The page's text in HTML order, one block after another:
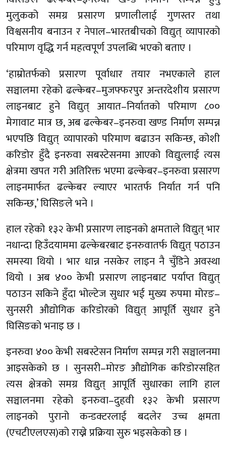
मुलुकको समग्र प्रसारण प्रणालीलाई गुणस्तर तथा
विश्वसनीय बनाउन र नेपाल–भारतबीचको विद्युत् व्यापारको
परिमाण वृद्धि गर्न महत्वपूर्ण उपलब्धि भएको बताए ।
‘हाम्रोतर्फको प्रसारण पूर्वाधार तयार नभएकाले हाल
सञ्चालमा रहेको ढल्केबर–मुजफ्फरपुर अन्तरदेशीय प्रसारण
लाइनबाट हुने विद्युत् आयात–निर्यातको परिमाण ८००
मेगावाट मात्र छ, अब ढल्केबर–इनरुवा खण्ड निर्माण सम्पन्न
भएपछि विद्युत् व्यापारको परिमाण बढाउन सकिन्छ, कोशी
करिडोर हुँदै इनरुवा सबस्टेसनमा आएको विद्युत्लाई त्यस
क्षेत्रमा खपत गरी अतिरिक्त भएमा ढल्केबर–इनरुवा प्रसारण
लाइनमार्फत ढल्केबर ल्याएर भारतर्फ निर्यात गर्न पनि
सकिन्छ,’ घिसिङले भने ।
हाल रहेको १३२ केभी प्रसारण लाइनको क्षमताले विद्युत् भार
नधान्दा हिउँदयाममा ढल्केबरबाट इनरुवातर्फ विद्युत् पठाउन
समस्या थियो । भार धान्न नसकेर लाइन नै चुँडिने अवस्था
थियो । अब ४०० केभी प्रसारण लाइनबाट पर्याप्त विद्युत्
पठाउन सकिने हुँदा भोल्टेज सुधार भई मुख्य रुपमा मोरङ–
सुनसरी औद्योगिक करिडोरको विद्युत् आपूर्ति सुधार हुने
घिसिङको भनाइ छ ।
इनरुवा ४०० केभी सबस्टेसन निर्माण सम्पन्न गरी सञ्चालनमा
आइसकेको छ । सुनसरी–मोरङ औद्योगिक करिडोरसहित
त्यस क्षेत्रको समग्र विद्युत् आपूर्ति सुधारका लागि हाल
सञ्चालनमा रहेको इनरुवा–दुहवी १३२ केभी प्रसारण
लाइनको पुरानो कन्डक्टरलाई बदलेर उच्च क्षमता
(एचटीएलएस)को राख्ने प्रक्रिया सुरु भइसकेको छ ।